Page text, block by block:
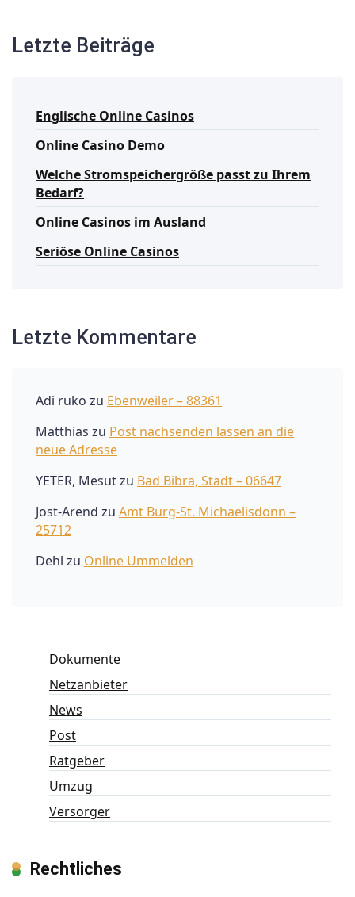
Letzte Beiträge
Englische Online Casinos
Online Casino Demo
Welche Stromspeichergröße passt zu Ihrem
Bedarf?
Online Casinos im Ausland
Seriöse Online Casinos
Letzte Kommentare
Adi ruko zu Ebenweiler – 88361
Matthias zu Post nachsenden lassen an die
neue Adresse
YETER, Mesutzu Bad Bibra, Stadt – 06647
Jost-Arend zu Amt Burg-St. Michaelisdonn –
25712
Dehl zu Online Ummelden
Dokumente
Netzanbieter
News
Post
Ratgeber
Umzug
Versorger
Rechtliches